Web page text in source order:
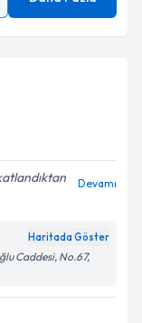
Devamı
Haritada Göster
Caddesi, No.67,